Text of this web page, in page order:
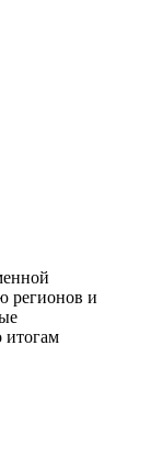
регионов и
итогам